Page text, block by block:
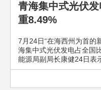
青海集中式光伏
重8.49%
7月24日“在海西州为首的
海集中式光伏发电占全国
能源局副局长康健24日表